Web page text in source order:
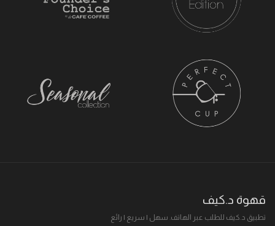
قهوة د.كيف
تطبيق د.كيف للطلب عبر الهاتف. سهل I سريع I رائع